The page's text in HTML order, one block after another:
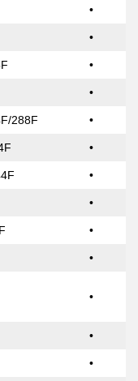
•
•
•
•
288F •
•
•
•
•
•
•
•
•